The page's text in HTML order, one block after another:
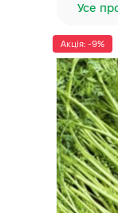
Усе
Акція: -9%